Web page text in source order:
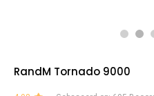
RandM Tornado 9000